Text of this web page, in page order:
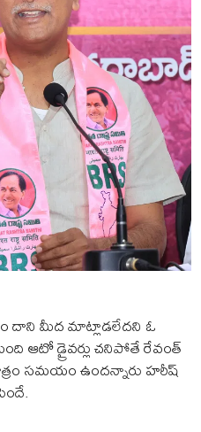
దాని మీద మాట్లాడలేదని ఓ
ఆటో డ్రైవర్లు చనిపోతే రేవంత్
సమయం ఉందన్నారు హరీష్